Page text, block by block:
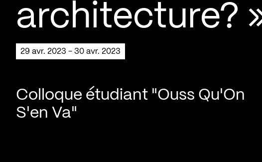
architecture?
29 avr. 2023 - 30 avr. 2023
Colloque étudiant "Ouss Qu'On
S'en Va"